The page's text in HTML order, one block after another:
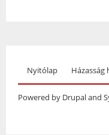
Nyitólap Házasság
Powered by Drupal and